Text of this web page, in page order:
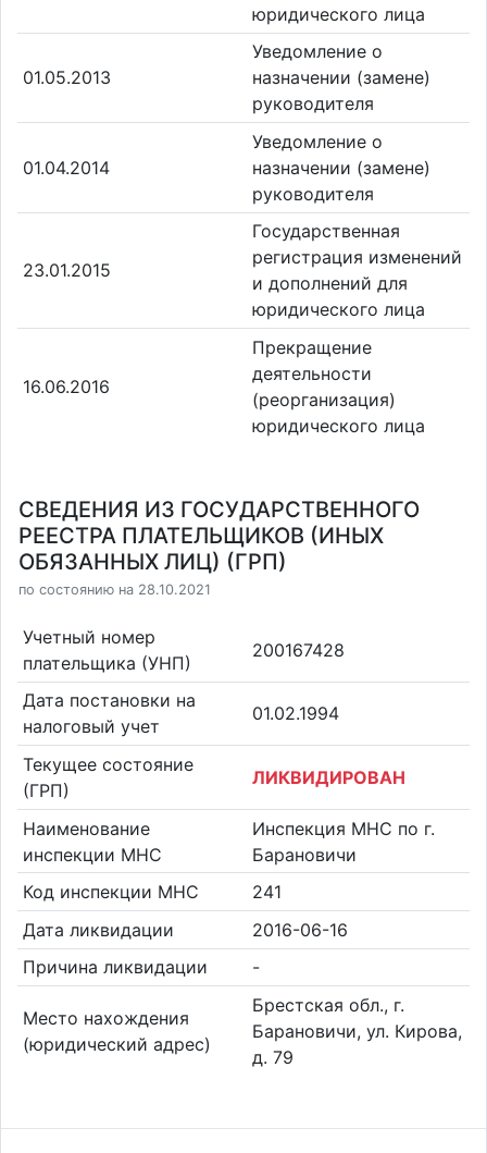
юридического лица
01.05.2013
Уведомление о
назначении (замене)
руководителя
01.04.2014
Уведомление о
назначении (замене)
руководителя
23.01.2015
Государственная
регистрация изменений
и дополнений для
юридического лица
16.06.2016
Прекращение
деятельности
(реорганизация)
юридического лица
СВЕДЕНИЯ ИЗ ГОСУДАРСТВЕННОГО
РЕЕСТРА ПЛАТЕЛЬЩИКОВ (ИНЫХ
ОБЯЗАННЫХ ЛИЦ) (ГРП)
по состоянию на 28.10.2021
Учетный номер
плательщика (УНП)
200167428
Дата постановки на
налоговый учет
01.02.1994
Текущее состояние
(ГРП)
ЛИКВИДИРОВАН
Наименование
инспекции МНС
Инспекция МНС по г.
Барановичи
Код инспекции МНС
241
Дата ликвидации
2016-06-16
Причина ликвидации
-
Место нахождения
(юридический адрес)
Брестская обл., г.
Барановичи, ул. Кирова,
д. 79